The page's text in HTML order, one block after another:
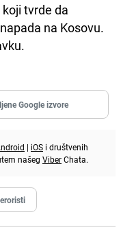
tvrde da
na Kosovu.
Google izvore
| iOS i društvenih
našeg ViberChata.